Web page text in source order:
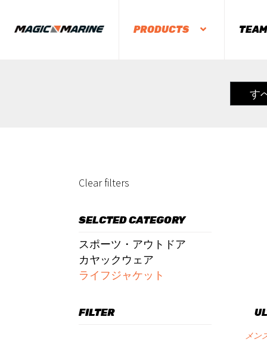
PRODUCTS TEAM
す
Clear filters
SELCTED CATEGORY
スポーツ・アウトドア
カヤックウェア
ライフジャケット
FILTER
メン